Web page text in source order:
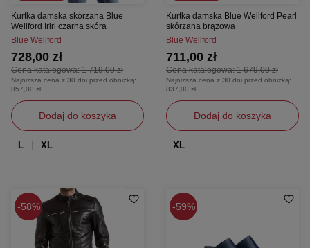
Kurtka damska skórzana Blue
Wellford Iriri czarna skóra
Blue Wellford
Cena katalogowa:1 719,00 zł
728,00 zł
Najniższa cena z 30 dni przed obniżką:
857,00 zł
Dodaj do koszyka
L XL
Kurtka damska Blue Wellford Pearl
skórzana brązowa
Blue Wellford
Cena katalogowa:1 679,00 zł
711,00 zł
Najniższa cena z 30 dni przed obniżką:
837,00 zł
Dodaj do koszyka
XL
58% 59%